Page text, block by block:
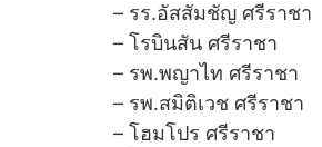
– รร.อัสสัมชัญ ศรีราชา
– โรบินสัน ศรีราชา
– รพ.พญาไท ศรีราชา
– รพ.สมิติเวช ศรีราชา
– โฮมโปร ศรีราชา